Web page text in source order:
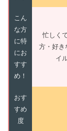
こん
な方
に特
にお
すす
め！
忙しく
方・好き
イ
おす
すめ
度